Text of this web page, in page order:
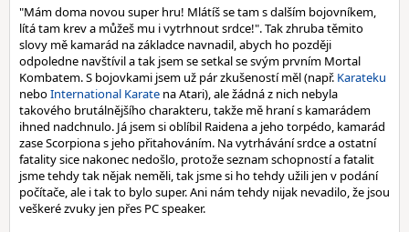
"Mám doma novou super hru! Mlátíš se tam s dalším bojovníkem,
lítá tam krev a můžeš mu i vytrhnout srdce!". Tak zhruba těmito
slovy mě kamarád na základce navnadil, abych ho později
odpoledne navštívil a tak jsem se setkal se svým prvním Mortal
Kombatem. S bojovkami jsem už pár zkušeností měl (např. Karateku
neboInternational Karate na Atari), ale žádná z nich nebyla
takového brutálnějšího charakteru, takže mě hraní s kamarádem
ihned nadchnulo. Já jsem si oblíbil Raidena a jeho torpédo, kamarád
zase Scorpiona s jeho přitahováním. Na vytrhávání srdce a ostatní
fatality sice nakonec nedošlo, protože seznam schopností a fatalit
jsme tehdy tak nějak neměli, tak jsme si ho tehdy užili jen v podání
počítače, ale i tak to bylo super. Ani nám tehdy nijak nevadilo, že jsou
veškeré zvuky jen přes PC speaker.